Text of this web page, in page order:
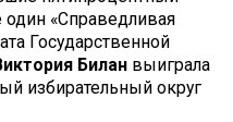
«Справедливая
Государственной
Билан выиграла
избирательный округ